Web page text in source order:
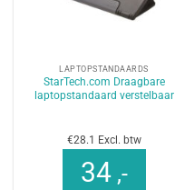
LAPTOPSTANDAARDS
StarTech.com Draagbare
laptopstandaard verstelbaar
€28.1 Excl. btw
34,-